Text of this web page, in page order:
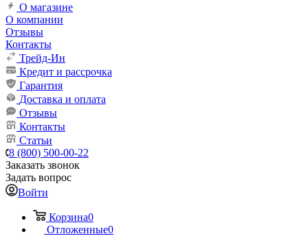
О магазине
О компании
Отзывы
Контакты
Трейд-Ин
Кредит и рассрочка
Гарантия
Доставка и оплата
Отзывы
Контакты
Статьи
8 (800) 500-00-22
Заказать звонок
Задать вопрос
Войти
Корзина0
Отложенные0